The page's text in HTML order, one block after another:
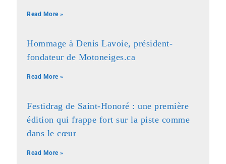
Read More »
Hommage à Denis Lavoie, président-
fondateur de Motoneiges.ca
Read More »
Festidrag de Saint-Honoré : une première
édition qui frappe fort sur la piste comme
dans le cœur
Read More »